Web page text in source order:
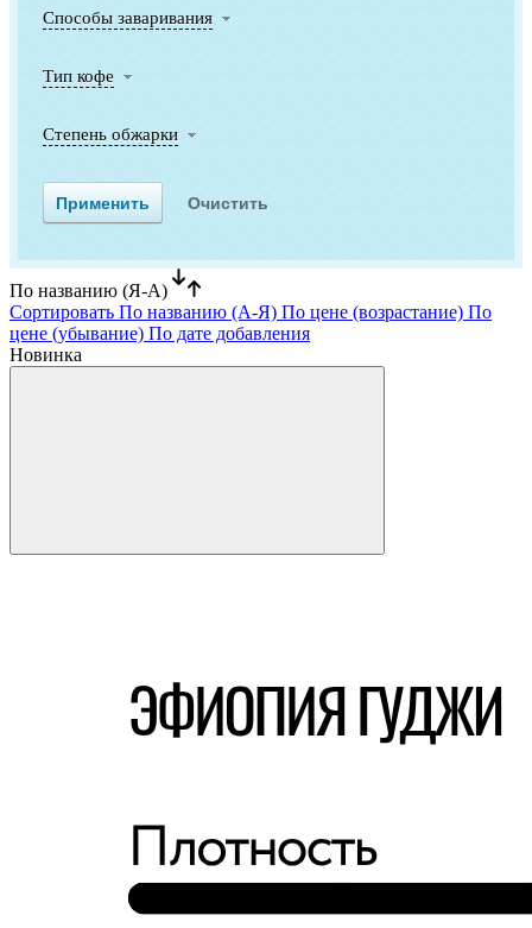
Способы заваривания
Тип кофе
Степень обжарки
По названию (Я-А)
Сортировать По названию (А-Я) По цене (возрастание) По
цене (убывание) По дате добавления
Новинка